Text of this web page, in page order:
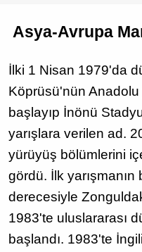
Asya-Avrupa
İlki 1 Nisan 1979'da
Köprüsü'nün
başlayıp İnönü
yarışlara verilen ad.
yürüyüş bölümlerini
gördü. İlk yarışmanın
derecesiyle
1983'te uluslararası
başlandı. 1983'te